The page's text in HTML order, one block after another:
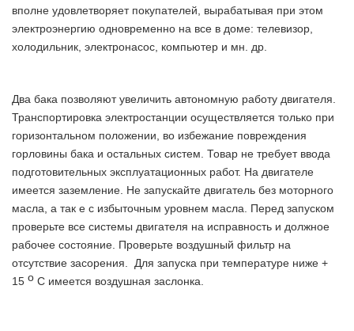
вполне удовлетворяет покупателей, вырабатывая при этом
электроэнергию одновременно на все в доме: телевизор,
холодильник, электронасос, компьютер и мн. др.
Два бака позволяют увеличить автономную работу двигателя.
Транспортировка электростанции осуществляется только при
горизонтальном положении, во избежание повреждения
горловины бака и остальных систем. Товар не требует ввода
подготовительных эксплуатационных работ. На двигателе
имеется заземление. Не запускайте двигатель без моторного
масла, а так е с избыточным уровнем масла. Перед запуском
проверьте все системы двигателя на исправность и должное
рабочее состояние. Проверьте воздушный фильтр на
отсутствие засорения. Для запуска при температуре ниже +
15 о С имеется воздушная заслонка.